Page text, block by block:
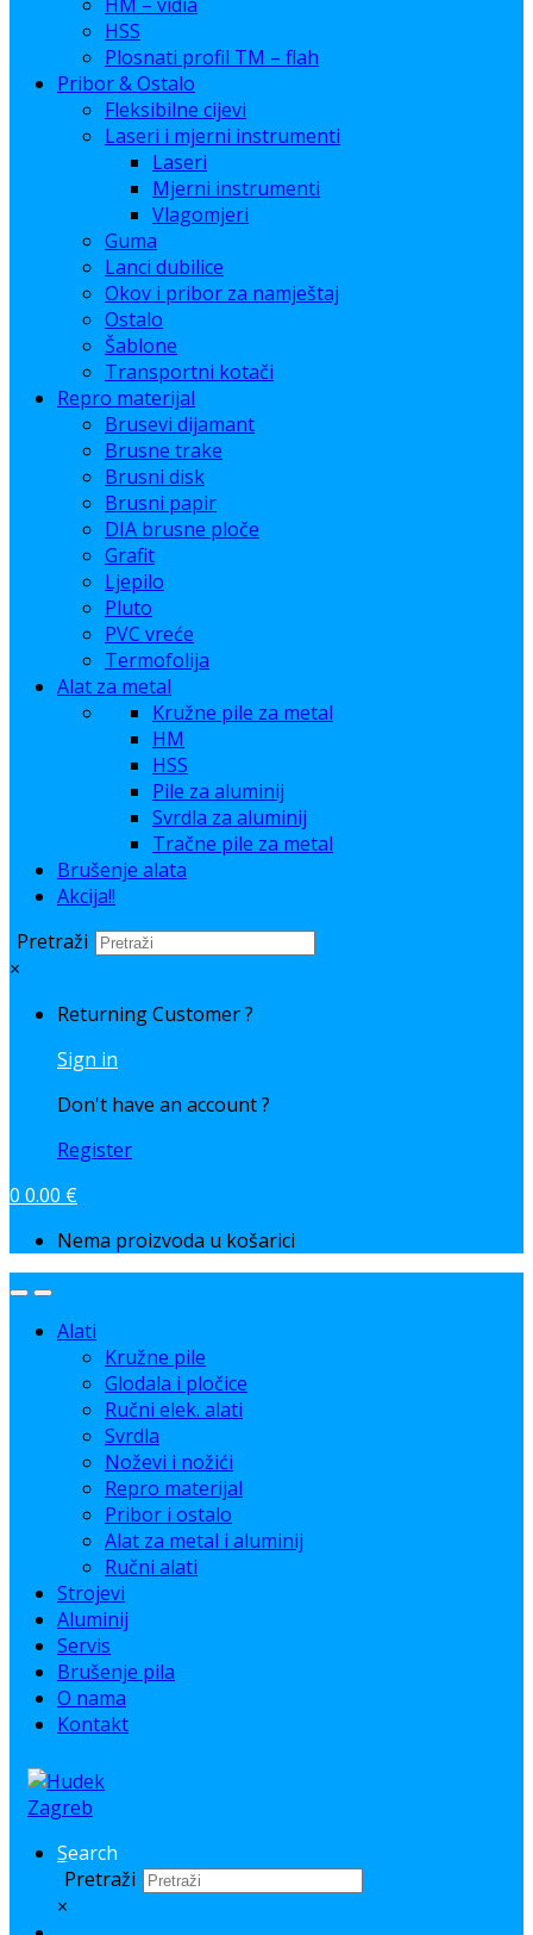
HSS
Plosnati profil TM – flah
Pribor & Ostalo
Fleksibilne cijevi
Laseri i mjerni instrumenti
Laseri
Mjerni instrumenti
Vlagomjeri
Guma
Lanci dubilice
Okov i pribor za namještaj
Ostalo
Šablone
Transportni kotači
Repro materijal
Brusevi dijamant
Brusne trake
Brusni disk
Brusni papir
DIA brusne ploče
Grafit
Ljepilo
Pluto
PVC vreće
Termofolija
Alat za metal
Kružne pile za metal
HM
HSS
Pile za aluminij
Svrdla za aluminij
Tračne pile za metal
Brušenje alata
Akcija!!
Pretraži
×
Returning Customer ?
Sign in
Don't have an account ?
Register
0 0.00 €
Nema proizvoda u košarici
Alati
Kružne pile
Glodala i pločice
Ručni elek. alati
Svrdla
Noževi i nožići
Repro materijal
Pribor i ostalo
Alat za metal i aluminij
Ručni alati
Strojevi
Aluminij
Servis
Brušenje pila
O nama
Kontakt
Search
Pretraži
×